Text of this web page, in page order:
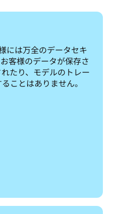
には万全のデータセキ
客様のデータが保存さ
たり、モデルのトレー
ことはありません。